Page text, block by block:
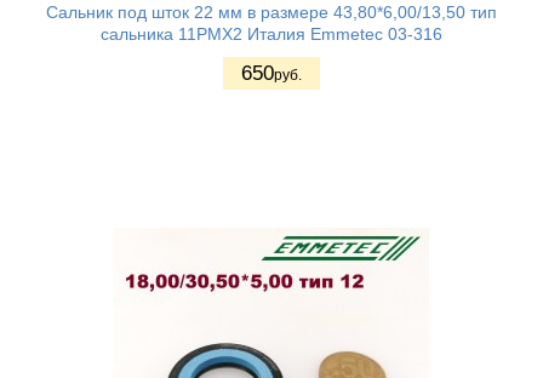
Сальник под шток 22 мм в размере 43,80*6,00/13,50 тип
сальника 11PMX2 Италия Emmetec 03-316
650руб.